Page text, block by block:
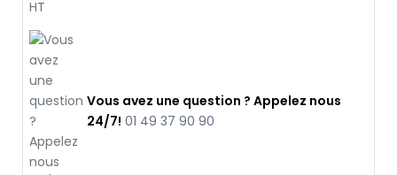
Vous avez une question ? Appelez nous
24/7! 01 49 37 90 90